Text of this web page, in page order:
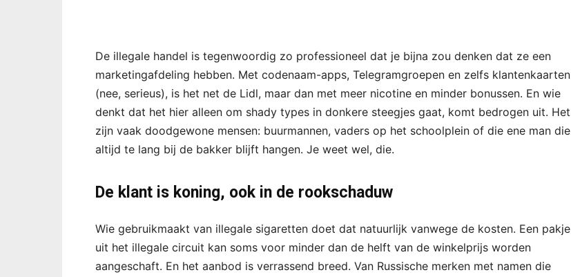
De illegale handel is tegenwoordig zo professioneel dat je bijna zou denken dat ze een
marketingafdeling hebben. Met codenaam-apps, Telegramgroepen en zelfs klantenkaarten
(nee, serieus), is het net de Lidl, maar dan met meer nicotine en minder bonussen. En wie
denkt dat het hier alleen om shady types in donkere steegjes gaat, komt bedrogen uit. Het
zijn vaak doodgewone mensen: buurmannen, vaders op het schoolplein of die ene man die
altijd te lang bij de bakker blijft hangen. Je weet wel, die.
De klant is koning, ook in de rookschaduw
Wie gebruikmaakt van illegale sigaretten doet dat natuurlijk vanwege de kosten. Een pakje
uit het illegale circuit kan soms voor minder dan de helft van de winkelprijs worden
aangeschaft. En het aanbod is verrassend breed. Van Russische merken met namen die